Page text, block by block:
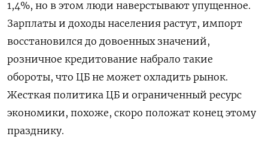
1,4%, но в этом люди наверстывают упущенное.
Зарплаты и доходы населения растут, импорт
восстановился до довоенных значений,
розничное кредитование набрало такие
обороты, что ЦБ не может охладить рынок.
Жесткая политика ЦБ и ограниченный ресурс
экономики, похоже, скоро положат конец этому
празднику.